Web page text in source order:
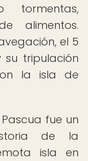
tormentas,
alimentos.
el 5
su tripulación
la isla de
fue un
de la
isla en